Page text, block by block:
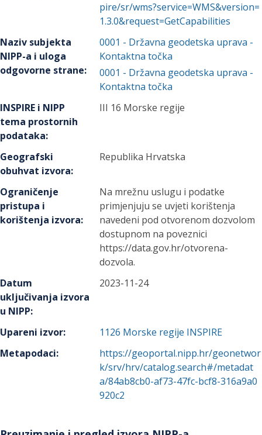
pire/sr/wms?service=WMS&version=
1.3.0&request=GetCapabilities
Naziv subjekta
NIPP-a i uloga
odgovorne strane:
0001 - Državna geodetska uprava -
Kontaktna točka
0001 - Državna geodetska uprava -
Kontaktna točka
INSPIRE i NIPP
tema prostornih
podataka:
III 16 Morske regije
Geografski
obuhvat izvora:
Republika Hrvatska
Ograničenje
pristupa i
korištenja izvora:
Na mrežnu uslugu i podatke
primjenjuju se uvjeti korištenja
navedeni pod otvorenom dozvolom
dostupnom na poveznici
https://data.gov.hr/otvorena-
dozvola.
Datum
uključivanja izvora
u NIPP:
2023-11-24
Upareni izvor: 1126 Morske regije INSPIRE
Metapodaci:
https://geoportal.nipp.hr/geonetwor
k/srv/hrv/catalog.search#/metadat
a/84ab8cb0-af73-47fc-bcf8-316a9a0
920c2